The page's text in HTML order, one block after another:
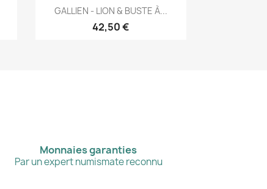
Aperçu rapide
GALLIEN - LION & BUSTE À...
42,50 €
Monnaies garanties
Par un expert numismate reconnu